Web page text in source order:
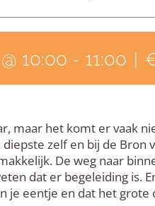
10:00 - 11:00
maar het komt er vaak
zelf en bij de Bron
De weg naar
dat er begeleiding is.
je eentje en dat het grote